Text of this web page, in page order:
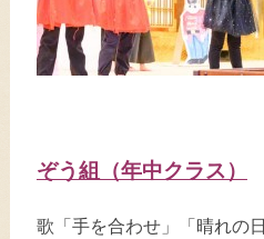
ぞう組（年中クラス）
歌「手を合わせ」「晴れの